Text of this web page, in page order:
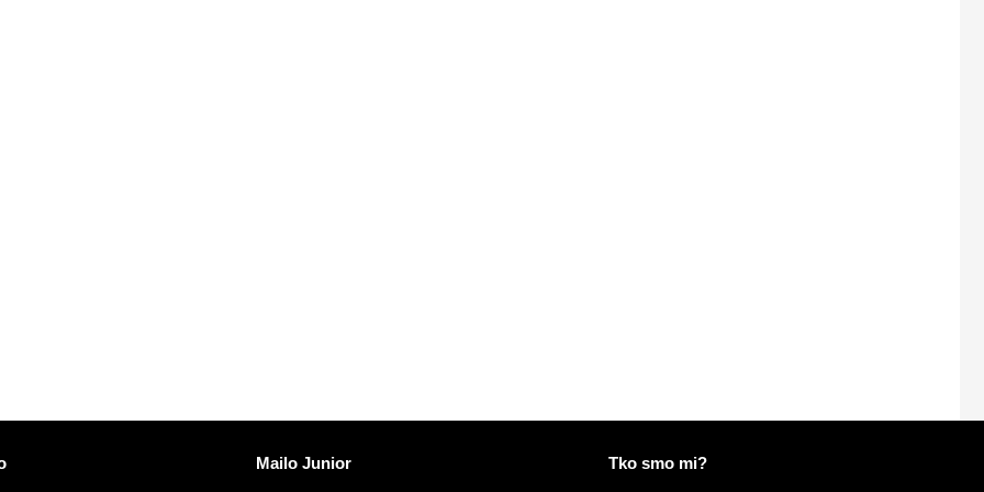
Otkrijte Mailo
Mailo Junior
Više informacija na Mailo
Tko smo mi?